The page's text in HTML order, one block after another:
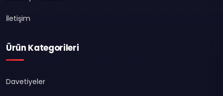
İletişim
Ürün Kategorileri
Davetiyeler